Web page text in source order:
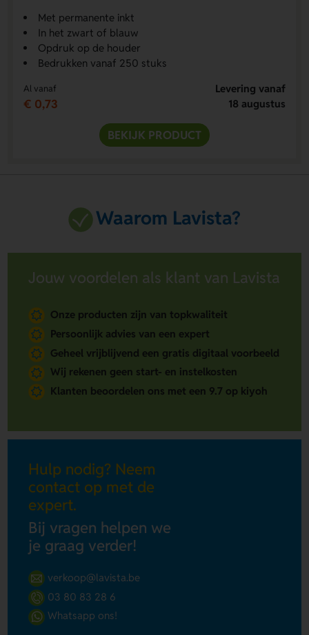
Met permanente inkt
In het zwart of blauw
Opdruk op de houder
Bedrukken vanaf 250 stuks
Al vanaf
€ 0,73
Levering vanaf
18 augustus
BEKIJK PRODUCT
Waarom Lavista?
Jouw voordelen als klant van Lavista
Onze producten zijn van topkwaliteit
Persoonlijk advies van een expert
Geheel vrijblijvend een gratis digitaal voorbeeld
Wij rekenen geen start- en instelkosten
Klanten beoordelen ons met een 9.7 op kiyoh
Hulp nodig? Neem
contact op met de
expert.
Bij vragen helpen we
je graag verder!
verkoop@lavista.be
03 80 83 28 6
Whatsapp ons!